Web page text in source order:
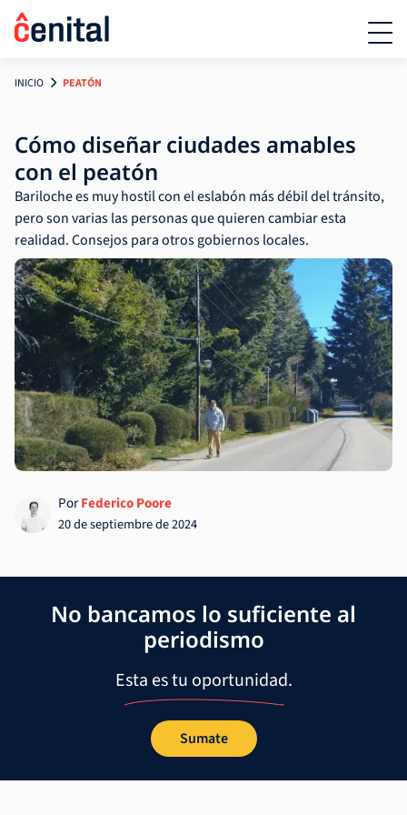
INICIO PEATÓN
Cómo diseñar ciudades amables
con el peatón
Bariloche es muy hostil con el eslabón más débil del tránsito,
pero son varias las personas que quieren cambiar esta
realidad. Consejos para otros gobiernos locales.
PorFederico Poore
20 de septiembre de 2024
No bancamos lo suficiente al
periodismo
Esta es tu oportunidad.
Sumate